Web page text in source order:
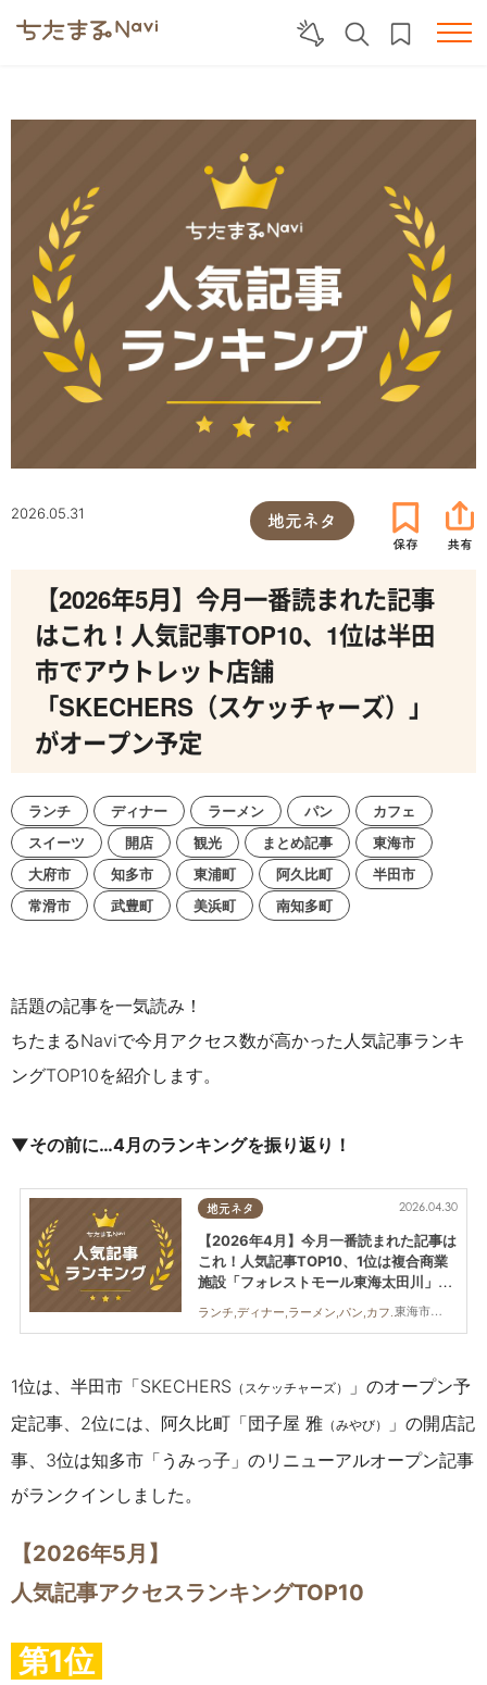
2026.05.31 地元ネタ
【2026年5月】今月一番読まれた記事
はこれ！人気記事TOP10、1位は半田
市でアウトレット店舗
「SKECHERS（スケッチャーズ）」
がオープン予定
ランチ ディナー ラーメン パン
カフェ
スイーツ
開店 観光 まとめ記事
東海市
大府市
知多市 東浦町 阿久比町
半田市
常滑市
武豊町 美浜町 南知多町
話題の記事を一気読み！
ちたまるNaviで今月アクセス数が高かった人気記事ランキ
ングTOP10を紹介します。
▼その前に…4月のランキングを振り返り！
地元ネタ
東海市,大府市,知多市,東浦町,阿久比町,半田市,常滑市,武豊町,美浜町,南知多町
2026.04.30
【2026年4月】今月一番読まれた記事は
これ！人気記事TOP10、1位は複合商業
施設「フォレストモール東海太田川」オ
ランチ,ディナー,ラーメン,パン,カフェ,スイーツ,開店,観光,まとめ記事
1位は、半田市「SKECHERS （スケッチャーズ）
」のオープン予
定記事、2位には、阿久比町 「団子屋 雅 （みやび） 」 の開店記
事、3位は知多市「うみっ子」のリニューアルオープン記事
がランクインしました。
【2026年5月】
人気記事アクセスランキングTOP10
第1位